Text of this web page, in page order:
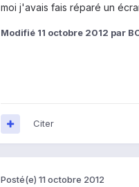
moi j'avais fais réparé un
Modifié 11 octobre 2012 par
Citer
Posté(e) 11 octobre 2012